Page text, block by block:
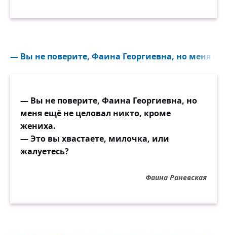
— Вы не поверите, Фаина Георгиевна, но меня
— Вы не поверите, Фаина Георгиевна, но
меня ещё не целовал никто, кроме
жениха.
— Это вы хвастаете, милочка, или
жалуетесь?
Фаина Раневская